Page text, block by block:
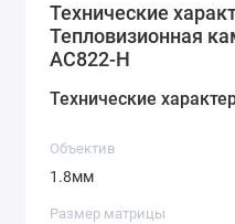
Технические
Тепловизионная
AC822-H
Технические
Объектив
1.8мм
Размер матрицы